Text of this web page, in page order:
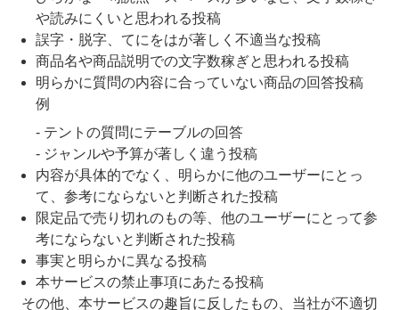
や読みにくいと思われる投稿
誤字・脱字、てにをはが著しく不適当な投稿
商品名や商品説明での文字数稼ぎと思われる投稿
明らかに質問の内容に合っていない商品の回答投稿
例
- テントの質問にテーブルの回答
- ジャンルや予算が著しく違う投稿
内容が具体的でなく、明らかに他のユーザーにとっ
て、参考にならないと判断された投稿
限定品で売り切れのもの等、他のユーザーにとって参
考にならないと判断された投稿
事実と明らかに異なる投稿
本サービスの禁止事項にあたる投稿
その他、本サービスの趣旨に反したもの、当社が不適切